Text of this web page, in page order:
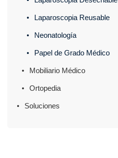
Laparoscopia Reusable
Neonatología
Papel de Grado Médico
Mobiliario Médico
Ortopedia
Soluciones